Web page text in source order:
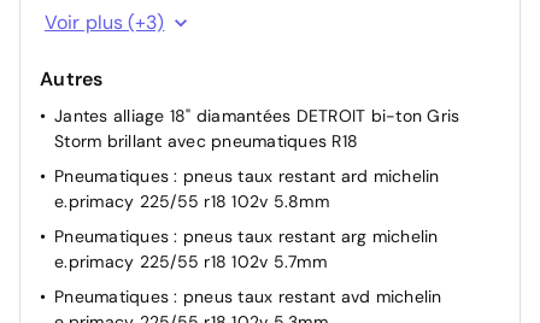
Reconnaissance étendue des panneaux de
signalisation
6 airbags (Frontaux adaptatifs, latéraux AV, rideaux
Fixations ISOFIX (passager AV et aux places latérales
Voir plus (+3)
Autres
Jantes alliage 18" diamantées DETROIT bi-ton Gris
Storm brillant avec pneumatiques R18
Pneumatiques : pneus taux restant ard michelin
e.primacy 225/55 r18 102v 5.8mm
Pneumatiques : pneus taux restant arg michelin
e.primacy 225/55 r18 102v 5.7mm
Pneumatiques : pneus taux restant avd michelin